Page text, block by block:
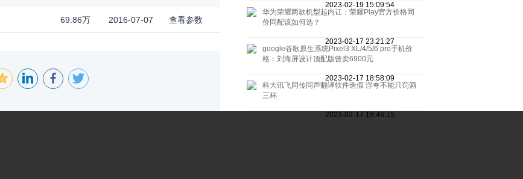
69.86万 2016-07-07 查看参数
2023-02-19 15:09:54
华为荣耀两款机型起内讧：荣耀Play官方价格同
价同配该如何选？
2023-02-17 23:21:27
google谷歌原生系统Pixel3 XL/4/5/6 pro手机价
格：刘海屏设计顶配版曾卖6900元
2023-02-17 18:58:09
科大讯飞同传同声翻译软件造假 浮夸不能只罚酒
三杯
2023-02-17 18:46:15